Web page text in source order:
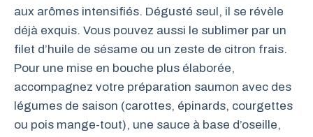
aux arômes intensifiés. Dégusté seul, il se révèle
déjà exquis. Vous pouvez aussi le sublimer par un
filet d’huile de sésame ou un zeste de citron frais.
Pour une mise en bouche plus élaborée,
accompagnez votre préparation saumon avec des
légumes de saison (carottes, épinards, courgettes
ou pois mange-tout), une sauce à base d’oseille,